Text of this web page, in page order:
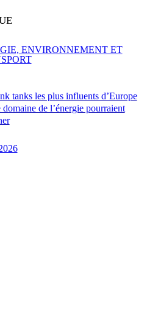
tanks les plus influents d’Europe
domaine de l’énergie pourraient
ENVIRONNEMENT ET